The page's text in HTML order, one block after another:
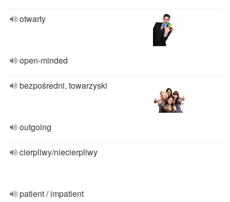
otwarty
open-minded
bezpośredni, towarzyski
outgoing
cierpliwy/niecierpliwy
patient / impatient